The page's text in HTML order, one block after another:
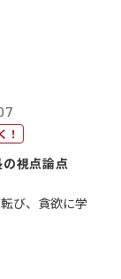
！
視点論点
び、貪欲に学